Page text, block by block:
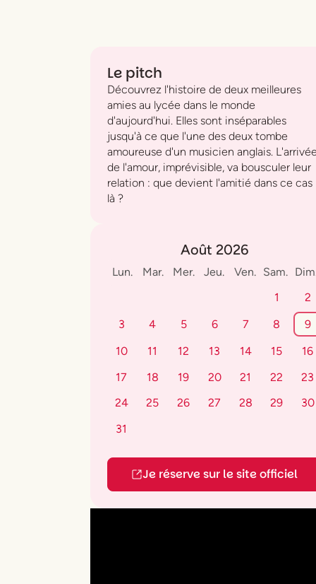
Le pitch
Découvrez l'histoire de deux meilleures
amies au lycée dans le monde
d'aujourd'hui. Elles sont inséparables
jusqu'à ce que l'une des deux tombe
amoureuse d'un musicien anglais.
de l'amour, imprévisible, va bousculer leur
relation : que devient l'amitié dans ce cas
là ?
Août 2026
Lun. Mar. Mer. Jeu. Ven. Sam.
1
2
3
4 5 6 7 8
9
10
11 12 13 14 15
16
17
18 19 20 21 22
23
24
25 26 27 28 29
30
31
Je réserve sur le site officiel